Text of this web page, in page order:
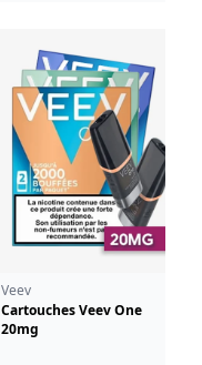
Veev
Cartouches Veev One
20mg